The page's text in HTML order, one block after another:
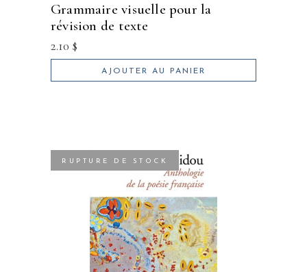
grammaire visuelle pour la
révision de texte
2.10 $
AJOUTER AU PANIER
RUPTURE DE STOCK